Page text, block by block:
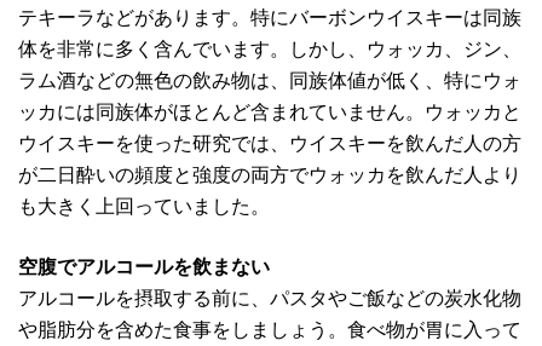
テキーラなどがあります。特にバーボンウイスキーは同族
体を非常に多く含んでいます。しかし、ウォッカ、ジン、
ラム酒などの無色の飲み物は、同族体値が低く、特にウォ
ッカには同族体がほとんど含まれていません。ウォッカと
ウイスキーを使った研究では、ウイスキーを飲んだ人の方
が二日酔いの頻度と強度の両方でウォッカを飲んだ人より
も大きく上回っていました。
空腹でアルコールを飲まない
アルコールを摂取する前に、パスタやご飯などの炭水化物
や脂肪分を含めた食事をしましょう。食べ物が胃に入って